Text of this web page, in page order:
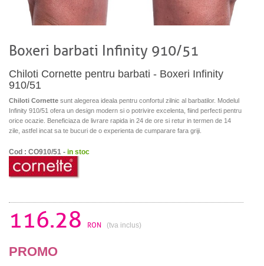
Boxeri barbati Infinity 910/51
Chiloti Cornette pentru barbati - Boxeri Infinity
910/51
Chiloti Cornette sunt alegerea ideala pentru confortul zilnic al barbatilor. Modelul
Infinity 910/51 ofera un design modern si o potrivire excelenta, fiind perfecti pentru
orice ocazie. Beneficiaza de livrare rapida in 24 de ore si retur in termen de 14
zile, astfel incat sa te bucuri de o experienta de cumparare fara griji.
Cod : CO910/51 - in stoc
116.28 RON (tva inclus)
PROMO